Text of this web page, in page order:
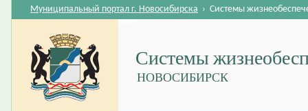
Системы
НОВОСИБИРСК
Муниципальный портал г. Новосибирска › Системы